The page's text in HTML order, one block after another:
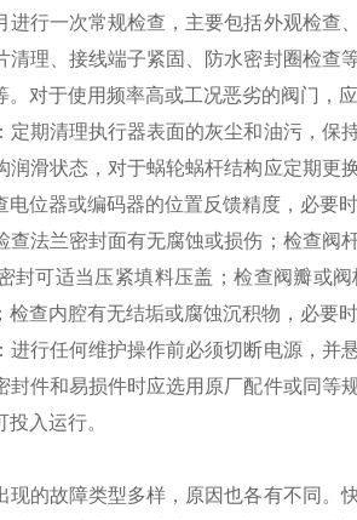
进行一次常规检查，主要包括外观检查
理、接线端子紧固、防水密封圈检查
对于使用频率高或工况恶劣的阀门，
定期清理执行器表面的灰尘和油污，保
润滑状态，对于蜗轮蜗杆结构应定期更
位器或编码器的位置反馈精度，必要时
查法兰密封面有无腐蚀或损伤；检查阀
封可适当压紧填料压盖；检查阀瓣或
查内腔有无结垢或腐蚀沉积物，必要时
进行任何维护操作前必须切断电源，并
封件和易损件时应选用原厂配件或同等
入运行。
现的故障类型多样，原因也各有不同。